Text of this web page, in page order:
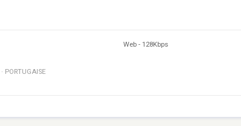
Web - 128Kbps
· PORTUGAISE